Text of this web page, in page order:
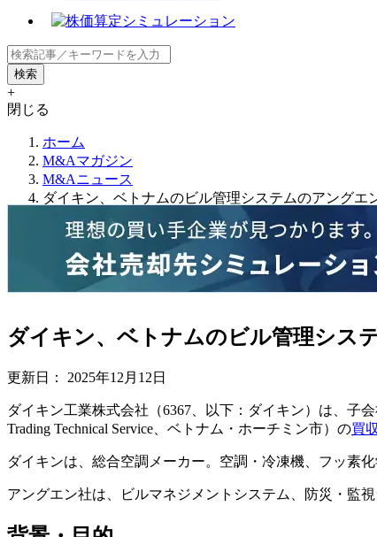
+
閉じる
ホーム
M&Aマガジン
M&Aニュース
ダイキン、ベトナムのビル管理システムのアングエ
ダイキン、ベトナムのビル管理シス
更新日： 2025年12月12日
ダイキン工業株式会社（6367、以下：ダイキン）は、子
Trading Technical Service、ベトナム・ホーチミン市）の買収
ダイキンは、総合空調メーカー。空調・冷凍機、フッ素
アングエン社は、ビルマネジメントシステム、防災・監